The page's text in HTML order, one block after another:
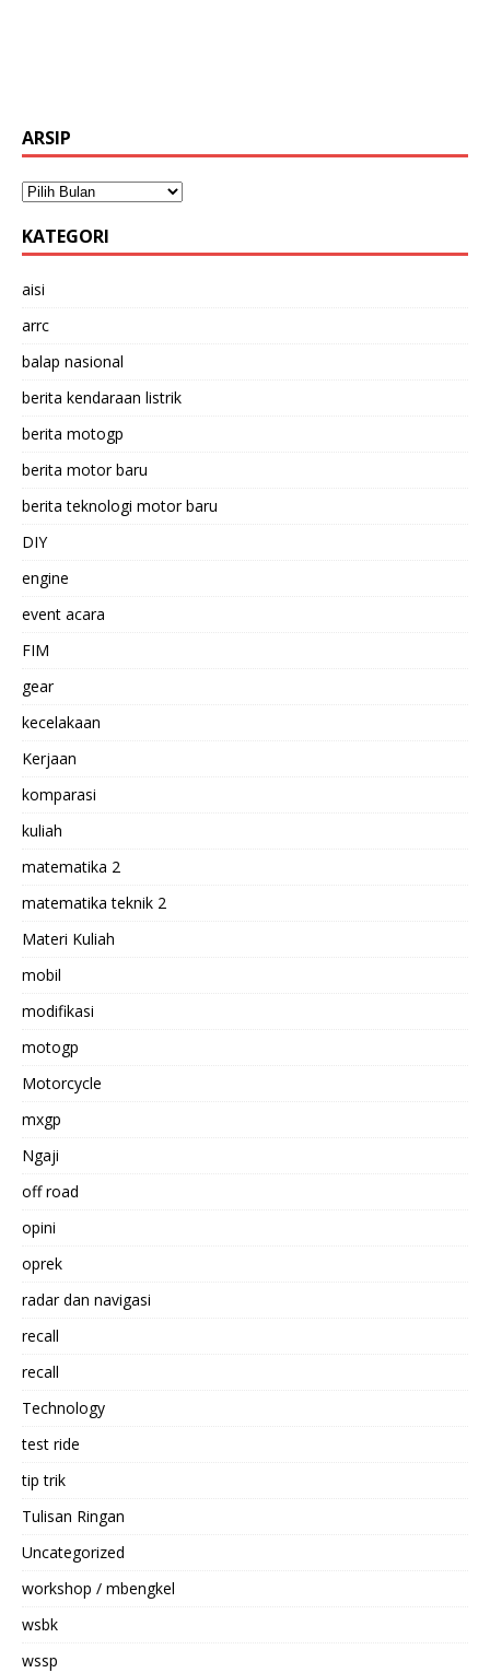
ARSIP
KATEGORI
aisi
arrc
balap nasional
berita kendaraan listrik
berita motogp
berita motor baru
berita teknologi motor baru
DIY
engine
event acara
FIM
gear
kecelakaan
Kerjaan
komparasi
kuliah
matematika 2
matematika teknik 2
Materi Kuliah
mobil
modifikasi
motogp
Motorcycle
mxgp
Ngaji
off road
opini
oprek
radar dan navigasi
recall
recall
Technology
test ride
tip trik
Tulisan Ringan
Uncategorized
workshop / mbengkel
wsbk
wssp